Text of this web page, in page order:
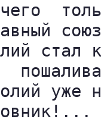
стал
уже